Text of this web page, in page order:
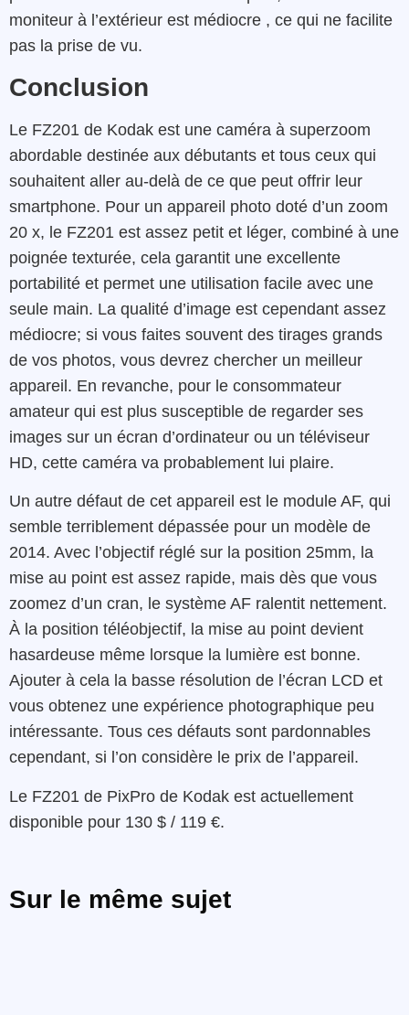
moniteur à l’extérieur est médiocre , ce qui ne facilite
pas la prise de vu.
Conclusion
Le FZ201 de Kodak est une caméra à superzoom
abordable destinée aux débutants et tous ceux qui
souhaitent aller au-delà de ce que peut offrir leur
smartphone. Pour un appareil photo doté d’un zoom
20 x, le FZ201 est assez petit et léger, combiné à une
poignée texturée, cela garantit une excellente
portabilité et permet une utilisation facile avec une
seule main. La qualité d’image est cependant assez
médiocre; si vous faites souvent des tirages grands
de vos photos, vous devrez chercher un meilleur
appareil. En revanche, pour le consommateur
amateur qui est plus susceptible de regarder ses
images sur un écran d’ordinateur ou un téléviseur
HD, cette caméra va probablement lui plaire.
Un autre défaut de cet appareil est le module AF, qui
semble terriblement dépassée pour un modèle de
2014. Avec l’objectif réglé sur la position 25mm, la
mise au point est assez rapide, mais dès que vous
zoomez d’un cran, le système AF ralentit nettement.
À la position téléobjectif, la mise au point devient
hasardeuse même lorsque la lumière est bonne.
Ajouter à cela la basse résolution de l’écran LCD et
vous obtenez une expérience photographique peu
intéressante. Tous ces défauts sont pardonnables
cependant, si l’on considère le prix de l’appareil.
Le FZ201 de PixPro de Kodak est actuellement
disponible pour 130 $ / 119 €.
Sur le même sujet